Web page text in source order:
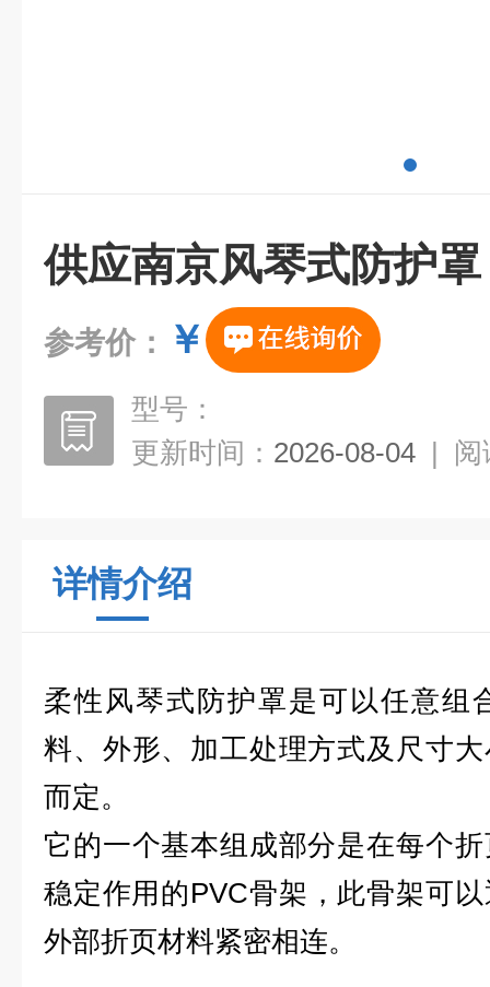
供应南京风琴式防护罩
参考价： ￥
型号：
更新时间： 2026-08-04 | 阅
详情介绍
柔性风琴式防护罩是可以任意组
料、外形、加工处理方式及尺寸
而定。
它的一个基本组成部分是在每个
稳定作用的PVC骨架，此骨架可
外部折页材料紧密相连。